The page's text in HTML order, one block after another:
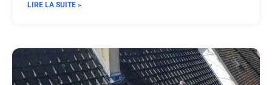
LIRE LA SUITE »